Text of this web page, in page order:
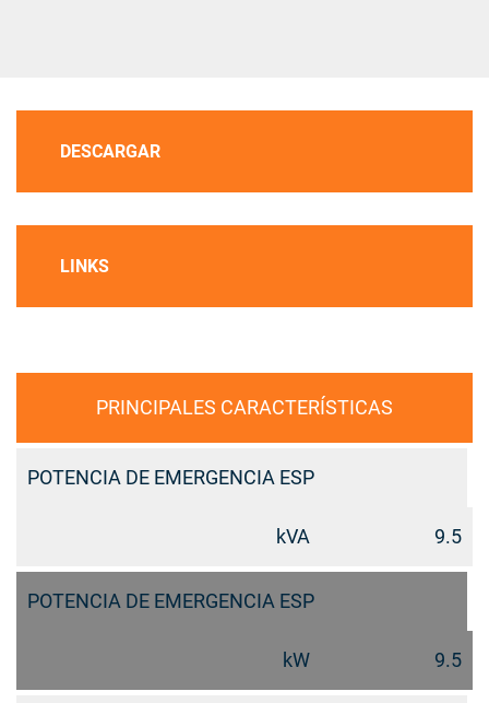
DESCARGAR
LINKS
PRINCIPALES CARACTERÍSTICAS
POTENCIA DE EMERGENCIA ESP
kVA 9.5
POTENCIA DE EMERGENCIA ESP
kW 9.5